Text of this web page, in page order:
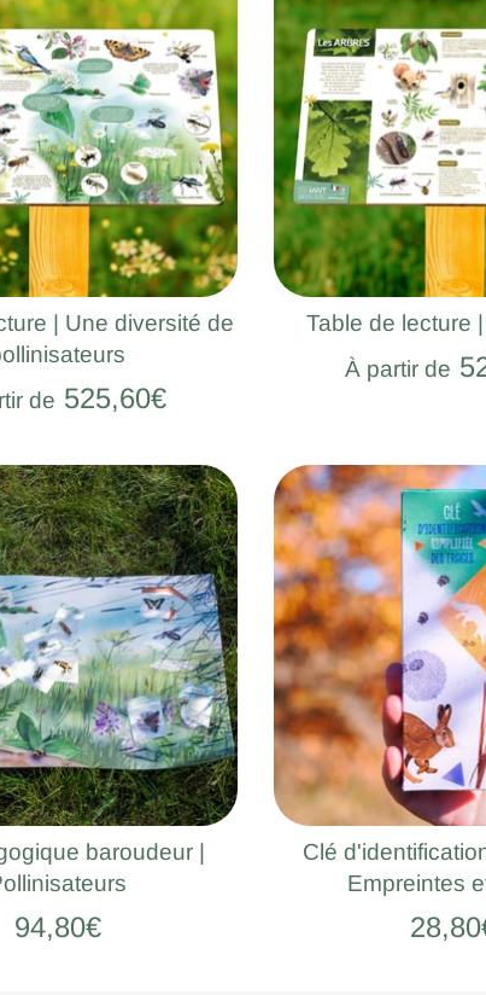
| Une diversité de
de 525,60€
Table de lecture
À partir de
baroudeur |
94,80€
Clé
Empreintes